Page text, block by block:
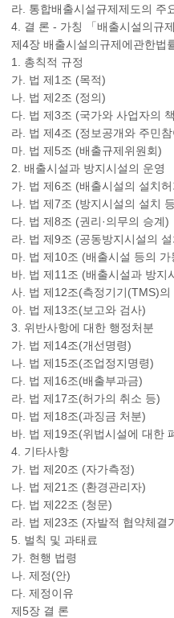
라. 통합배출시설규제제도의 주
4. 결 론 - 가칭 「배출시설의규
제4장 배출시설의규제에관한법
1. 총칙적 규정
가. 법 제1조 (목적)
나. 법 제2조 (정의)
다. 법 제3조 (국가와 사업자의
라. 법 제4조 (정보공개와 주민
마. 법 제5조 (배출규제위원회)
2. 배출시설과 방지시설의 운영
가. 법 제6조 (배출시설의 설치
나. 법 제7조 (방지시설의 설치
다. 법 제8조 (권리·의무의 승계)
라. 법 제9조 (공동방지시설의
마. 법 제10조 (배출시설 등의 가
바. 법 제11조 (배출시설과 방지
사. 법 제12조(측정기기(TMS)의
아. 법 제13조(보고와 검사)
3. 위반사항에 대한 행정처분
가. 법 제14조(개선명령)
나. 법 제15조(조업정지명령)
다. 법 제16조(배출부과금)
라. 법 제17조(허가의 취소 등)
마. 법 제18조(과징금 처분)
바. 법 제19조(위법시설에 대한
4. 기타사항
가. 법 제20조 (자가측정)
나. 법 제21조 (환경관리자)
다. 법 제22조 (청문)
라. 법 제23조 (자발적 협약체결
5. 벌칙 및 과태료
가. 현행 법령
나. 제정(안)
다. 제정이유
제5장 결 론